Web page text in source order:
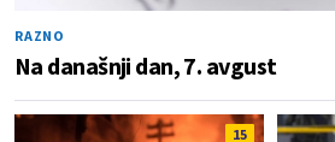
RAZNO
Na današnji dan, 7. avgust
15